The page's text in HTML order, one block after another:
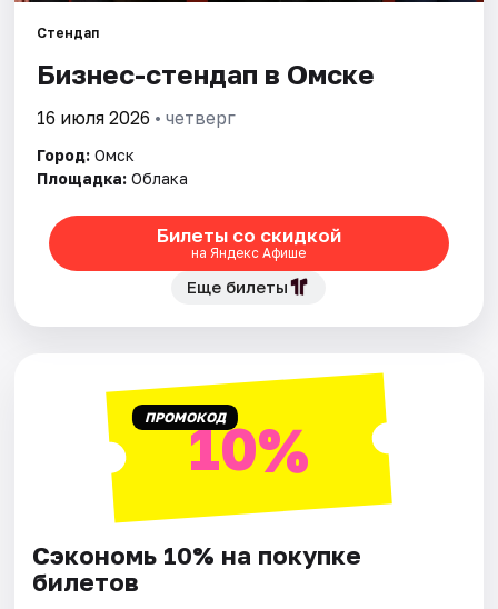
Площадки
Артисты
Рейтинги
Стендап
Бизнес-стендап в Омске
16 июля 2026 • четверг
Город: Омск
Площадка: Облака
Билеты со скидкой
на Яндекс Афише
Еще билеты
ПРОМОКОД10%
Сэкономь 10% на покупке
билетов